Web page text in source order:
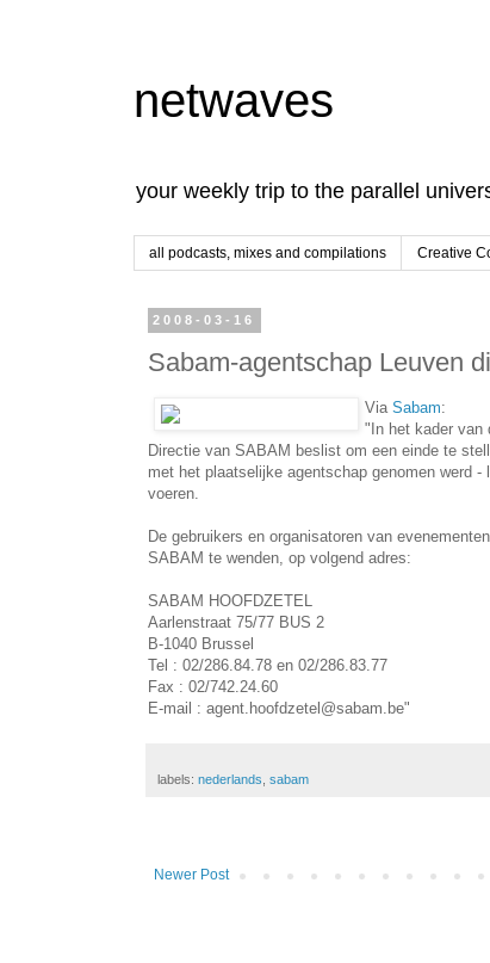
netwaves
your weekly trip to the parallel
all podcasts, mixes and compilations Creative
2008-03-16
Sabam-agentschap Leuven
Via Sabam:
"In het kader van
Directie van SABAM beslist om een einde te
met het plaatselijke agentschap genomen werd
voeren.
De gebruikers en organisatoren van
SABAM te wenden, op volgend adres:
SABAM HOOFDZETEL
Aarlenstraat 75/77 BUS 2
B-1040 Brussel
Tel : 02/286.84.78 en 02/286.83.77
Fax : 02/742.24.60
E-mail : agent.hoofdzetel@sabam.be"
labels: nederlands sabam
Newer Post